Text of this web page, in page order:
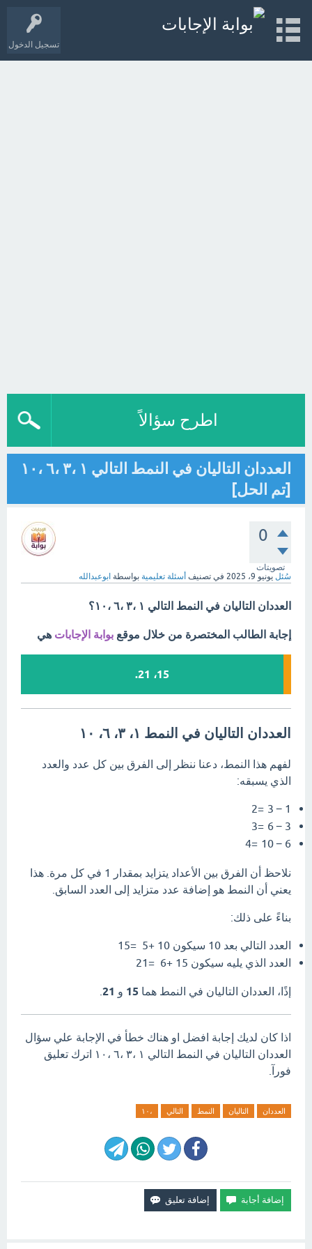
تسجيل الدخول
اطرح سؤالاً
العددان التاليان في النمط التالي ١ ،٣ ،٦ ،١٠
[تم الحل]
0
تصويتات
سُئل يونيو 9، 2025 في تصنيف أسئلة تعليمية بواسطة ابوعبدالله
العددان التاليان في النمط التالي ١ ،٣ ،٦ ،١٠؟
إجابة الطالب المختصرة من خلال موقع بوابة الإجابات هي
15، 21.
العددان التاليان في النمط ١، ٣، ٦، ١٠
لفهم هذا النمط، دعنا ننظر إلى الفرق بين كل عدد والعدد
الذي يسبقه:
3 − 1
=
2
6− 3
=
3
10− 6
=
4
نلاحظ أن الفرق بين الأعداد يتزايد بمقدار 1 في كل مرة. هذا
يعني أن النمط هو إضافة عدد متزايد إلى العدد السابق.
بناءً على ذلك:
العدد التالي بعد 10 سيكون 10
+
5
=
15
العدد الذي يليه سيكون 15
+
6
=
21
إذًا، العددان التاليان في النمط هما 15 و 21
اذا كان لديك إجابة افضل او هناك خطأ في الإجابة علي سؤال
العددان التاليان في النمط التالي ١ ،٣ ،٦ ،١٠ اترك تعليق
فورآ.
العددان التاليان النمط التالي ،١٠